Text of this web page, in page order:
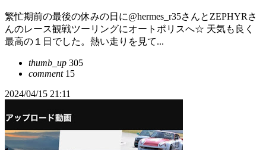
繁忙期前の最後の休みの日に@hermes_r35さんとZEPHYRさ
んのレース観戦ツーリングにオートポリスへ☆ 天気も良く
最高の１日でした。熱い走りを見て...
thumb_up 305
comment15
2024/04/15 21:11